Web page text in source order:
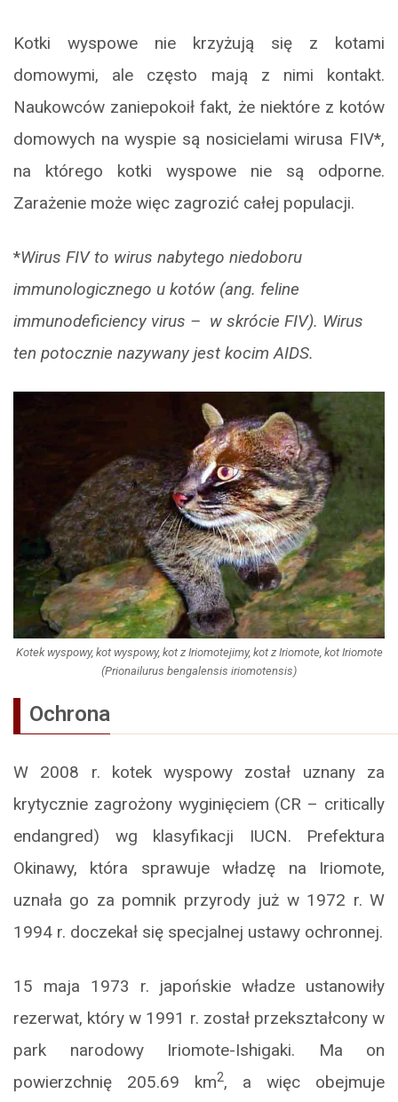
Kotki wyspowe nie krzyżują się z kotami
domowymi, ale często mają z nimi kontakt.
Naukowców zaniepokoił fakt, że niektóre z kotów
domowych na wyspie są nosicielami wirusa FIV*,
na którego kotki wyspowe nie są odporne.
Zarażenie może więc zagrozić całej populacji.
*Wirus FIV to wirus nabytego niedoboru
immunologicznego u kotów (ang. feline
immunodeficiency virus – w skrócie FIV). Wirus
ten potocznie nazywany jest kocim AIDS.
Kotek wyspowy, kot wyspowy, kot z Iriomotejimy, kot z Iriomote, kot Iriomote
(Prionailurus bengalensis iriomotensis)
Ochrona
W 2008 r. kotek wyspowy został uznany za
krytycznie zagrożony wyginięciem (CR – critically
endangred) wg klasyfikacji IUCN. Prefektura
Okinawy, która sprawuje władzę na Iriomote,
uznała go za pomnik przyrody już w 1972 r. W
1994 r. doczekał się specjalnej ustawy ochronnej.
15 maja 1973 r. japońskie władze ustanowiły
rezerwat, który w 1991 r. został przekształcony w
park narodowy Iriomote-Ishigaki. Ma on
powierzchnię 205.69 km2, a więc obejmuje